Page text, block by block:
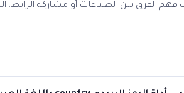
فهم الفرق بين الصياغات أو مشاركة الرابط.